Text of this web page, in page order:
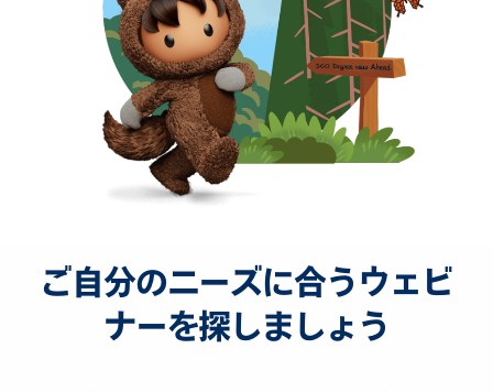
ご自分のニーズに合うウェビ
ナーを探しましょう